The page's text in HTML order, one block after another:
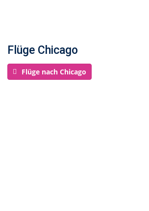
Flüge Chicago
Flüge nach Chicago